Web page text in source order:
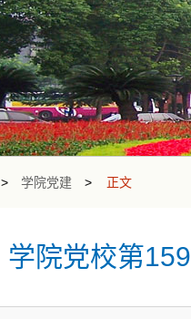
> 学院党建 > 正文
学院党校第